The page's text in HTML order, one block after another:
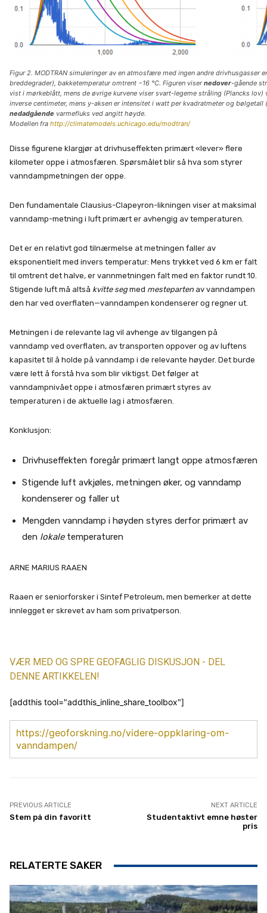
Figur 2. MODTRAN simuleringer av en atmosfære med ingen andre drivhusgasser
breddegrader), bakketemperatur omtrent −16 °C. Figuren visernedover-gående
vist i mørkeblått, mens de øvrige kurvene viser svart-legeme stråling (Plancks lov)
inverse centimeter, mens y-aksen er intensitet i watt per kvadratmeter og bølgetall
nedadgående varmefluks ved angitt høyde.
Modellen fra http://climatemodels.uchicago.edu/modtran/
Disse figurene klargjør at drivhuseffekten primært «lever» flere
kilometer oppe i atmosfæren. Spørsmålet blir så hva som styrer
vanndampmetningen der oppe.
Den fundamentale Clausius-Clapeyron-likningen viser at maksimal
vanndamp-metning i luft primært er avhengig av temperaturen.
Det er en relativt god tilnærmelse at metningen faller av
eksponentielt med invers temperatur: Mens trykket ved 6 km er falt
til omtrent det halve, er vannmetningen falt med en faktor rundt 10.
Stigende luft må altså kvitte segmed mesteparten av vanndampen
den har ved overflaten—vanndampen kondenserer og regner ut.
Metningen i de relevante lag vil avhenge av tilgangen på
vanndamp ved overflaten, av transporten oppover og av luftens
kapasitet til å holde på vanndamp i de relevante høyder. Det burde
være lett å forstå hva som blir viktigst. Det følger at
vanndampnivået oppe i atmosfæren primært styres av
temperaturen i de aktuelle lag i atmosfæren.
Konklusjon:
Drivhuseffekten foregår primært langt oppe atmosfæren
Stigende luft avkjøles, metningen øker, og vanndamp
kondenserer og faller ut
Mengden vanndamp i høyden styres derfor primært av
den lokaletemperaturen
ARNE MARIUS RAAEN
Raaen er seniorforsker i Sintef Petroleum, men bemerker at dette
innlegget er skrevet av ham som privatperson.
VÆR MED OG SPRE GEOFAGLIG DISKUSJON - DEL
DENNE ARTIKKELEN!
[addthis tool="addthis_inline_share_toolbox"]
https://geoforskning.no/videre-oppklaring-om-
vanndampen/
PREVIOUS ARTICLE
Stem på din favoritt
NEXT ARTICLE
Studentaktivt emne høster
pris
RELATERTE SAKER